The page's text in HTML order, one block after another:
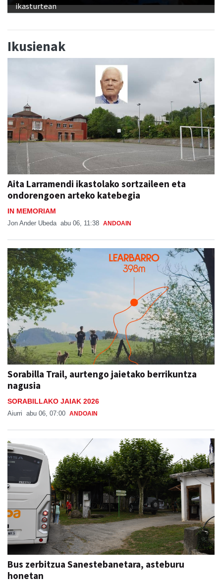
ikasturtean
Ikusienak
Aita Larramendi ikastolako sortzaileen eta
ondorengoen arteko katebegia
IN MEMORIAM
Jon Ander Ubeda abu 06, 11:38 ANDOAIN
Sorabilla Trail, aurtengo jaietako berrikuntza
nagusia
SORABILLAKO JAIAK 2026
Aiurri abu 06, 07:00 ANDOAIN
Bus zerbitzua Sanestebanetara, asteburu
honetan